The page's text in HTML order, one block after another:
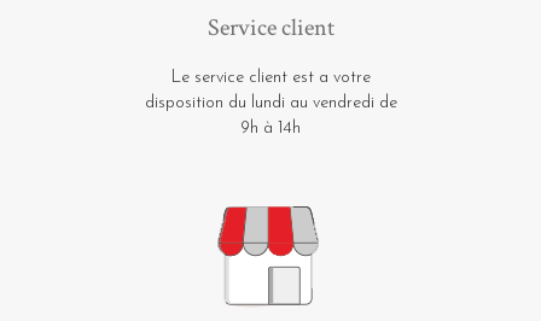
Service client
Le service client est a votre
disposition du lundi au vendredi de
9h à 14h